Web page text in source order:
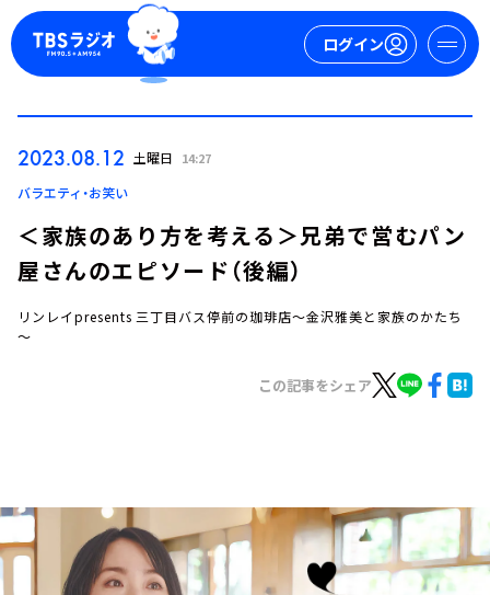
ログイン
ログイン
お知らせ
イベント・グッズ
YouTube
会社情報
2023.08.12 土曜日 14:27
バラエティ・お笑い
＜家族のあり方を考える＞兄弟で営むパン
屋さんのエピソード（後編）
リンレイpresents 三丁目バス停前の珈琲店～金沢雅美と家族のかたち
～
この記事をシェア